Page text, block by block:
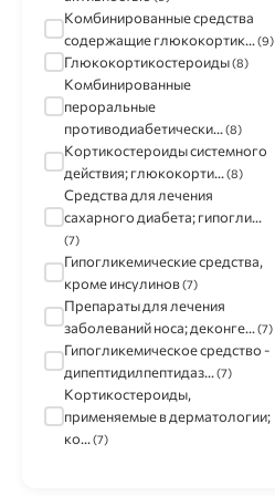
Комбинированные средства
содержащие глюкокортик... (9)
Глюкокортикостероиды(8)
Комбинированные
пероральные
противодиабетически... (8)
Кортикостероиды системного
действия; глюкокорти... (8)
Средства для лечения
сахарного диабета; гипогли...
(7)
Гипогликемические средства,
кроме инсулинов(7)
Препараты для лечения
заболеваний носа; деконге... (7)
Гипогликемическое средство -
дипептидилпептидаз... (7)
Кортикостероиды,
применяемые в дерматологии;
ко... (7)